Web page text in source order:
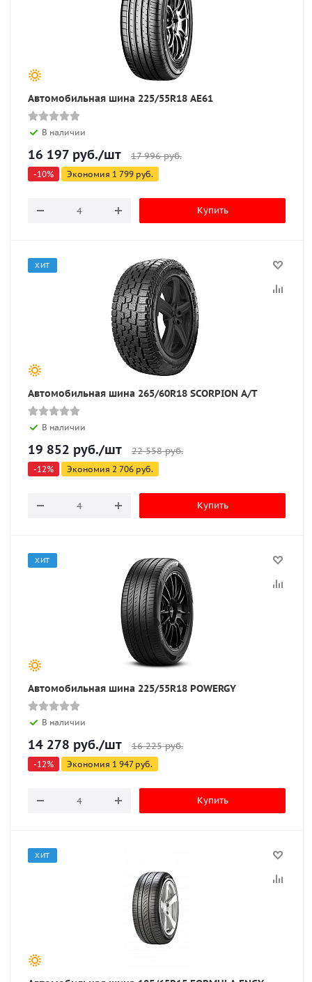
Автомобильная шина 225/55R18 AE61
В наличии
16 197 руб./шт 17 996руб.
-10% Экономия 1 799 руб.
Купить
ХИТ
Автомобильная шина 265/60R18 SCORPION A/T
В наличии
19 852 руб./шт 22 558руб.
-12% Экономия 2 706 руб.
Купить
ХИТ
Автомобильная шина 225/55R18 POWERGY
В наличии
14 278 руб./шт 16 225руб.
-12% Экономия 1 947руб.
Купить
ХИТ